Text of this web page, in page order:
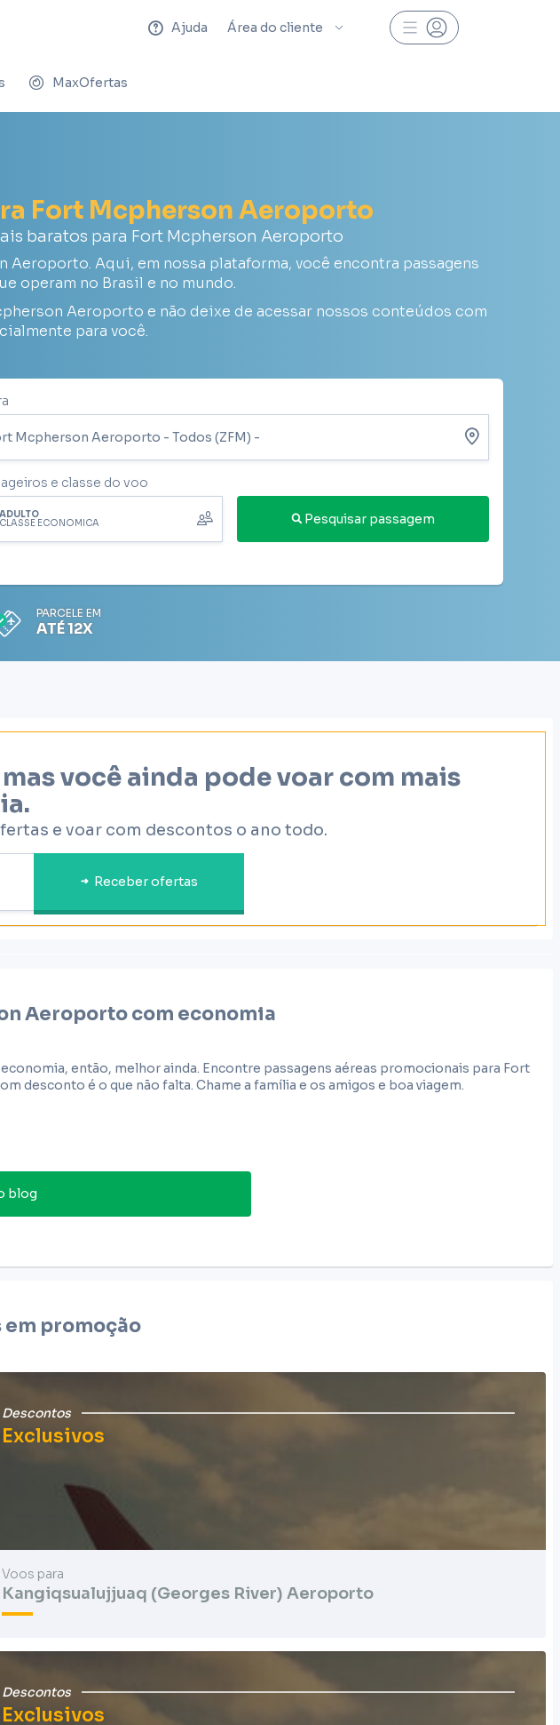
Ajuda Área do cliente
MaxOfertas
Fort Mcpherson Aeroporto
baratos para Fort Mcpherson Aeroporto
Aqui, em nossa plataforma, você encontra passagens
operam no Brasil e no mundo.
Aeroporto e não deixe de acessar nossos conteúdos com
para você.
e classe do voo
ADULTO
CLASSE ECONÔMICA Pesquisar passagem
PARCELE EM
ATÉ 12X
você ainda pode voar com mais
e voar com descontos o ano todo.
Receber ofertas
Aeroportocom economia
então, melhor ainda. Encontre passagens aéreas promocionais para Fort
desconto é o que não falta. Chame a família e os amigos e boa viagem.
blog
promoção
Descontos
Exclusivos
Voos para
Kangiqsualujjuaq (Georges River) Aeroporto
Descontos
Exclusivos